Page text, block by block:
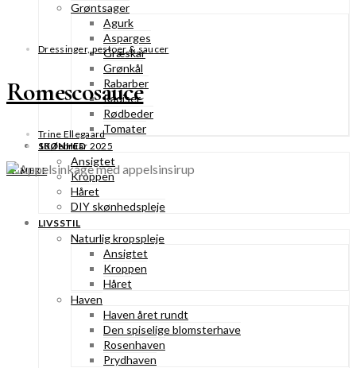
Grøntsager
Agurk
Asparges
Græskar
Grønkål
Rabarber
Radiser
Rødbeder
Tomater
SKØNHED
Ansigtet
Kroppen
Håret
DIY skønhedspleje
LIVSSTIL
Naturlig kropspleje
Ansigtet
Kroppen
Håret
Haven
Haven året rundt
Den spiselige blomsterhave
Rosenhaven
Prydhaven
Dressinger, pestoer & saucer
Romescosauce
Trine Ellegaard
10. februar 2025
SE MERE